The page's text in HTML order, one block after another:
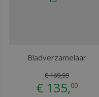
Bladverzamelaar
€169,99
€ 135,00